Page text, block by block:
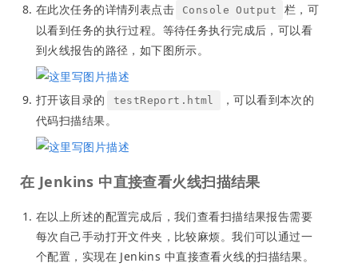
在此次任务的详情列表点击 Console Output
栏，可
以看到任务的执行过程。等待任务执行完成后，可以看
到火线报告的路径，如下图所示。
打开该目录的 testReport.html
，可以看到本次的
代码扫描结果。
在 Jenkins 中直接查看火线扫描结果
在以上所述的配置完成后，我们查看扫描结果报告需要
每次自己手动打开文件夹，比较麻烦。我们可以通过一
个配置，实现在 Jenkins 中直接查看火线的扫描结果。